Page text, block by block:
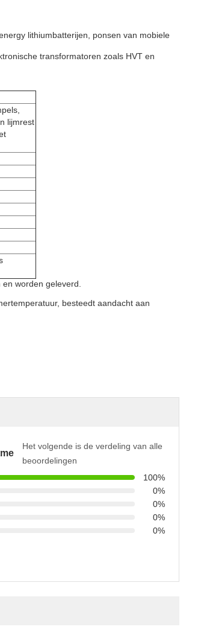
lithiumbatterijen, ponsen van mobiele
transformatoren zoals HVT en
lijmrest
worden geleverd.
besteedt aandacht aan
Het volgende is de verdeling van alle
beoordelingen
100%
0%
0%
0%
0%